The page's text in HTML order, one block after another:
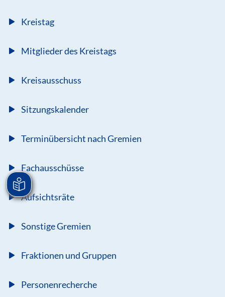
Kreistag
Mitglieder des Kreistags
Kreisausschuss
Sitzungskalender
Terminübersicht nach Gremien
Fachausschüsse
Aufsichtsräte
Sonstige Gremien
Fraktionen und Gruppen
Personenrecherche